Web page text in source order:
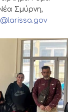
Σμύρνη,